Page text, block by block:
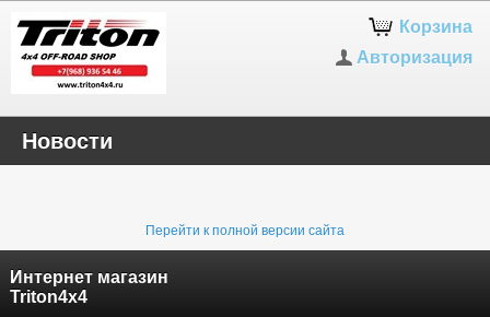
Корзина
Авторизация
Новости
Перейти к полной версии сайта
Интернет магазин
Triton4x4